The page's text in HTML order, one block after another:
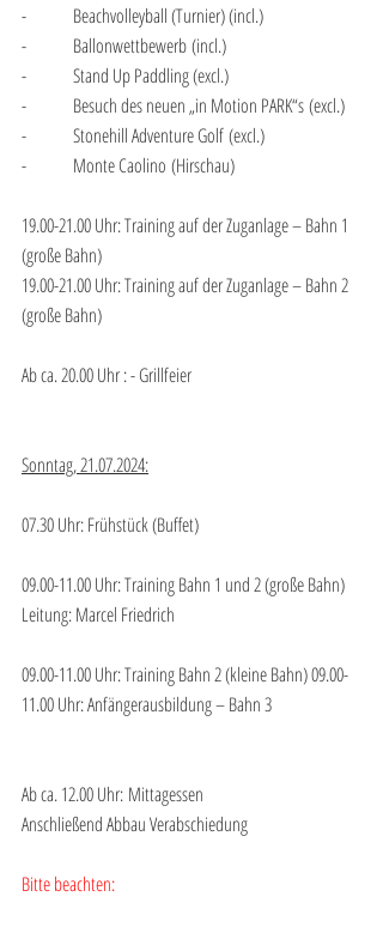
-          Beachvolleyball (Turnier) (incl.)
-          Ballonwettbewerb (incl.)
-          Stand Up Paddling (excl.)
-          Besuch des neuen „in Motion PARK“s (excl.)
-          Stonehill Adventure Golf (excl.)
-          Monte Caolino (Hirschau)
19.00-21.00 Uhr: Training auf der Zuganlage – Bahn 1
(große Bahn)
19.00-21.00 Uhr: Training auf der Zuganlage – Bahn 2
(große Bahn)
Ab ca. 20.00 Uhr : - Grillfeier
Sonntag, 21.07.2024:
07.30 Uhr: Frühstück (Buffet)
09.00-11.00 Uhr: Training Bahn 1 und 2 (große Bahn)
Leitung: Marcel Friedrich
09.00-11.00 Uhr: Training Bahn 2 (kleine Bahn) 09.00-
11.00 Uhr: Anfängerausbildung – Bahn 3
Ab ca. 12.00 Uhr: Mittagessen
Anschließend Abbau Verabschiedung
Bitte beachten: